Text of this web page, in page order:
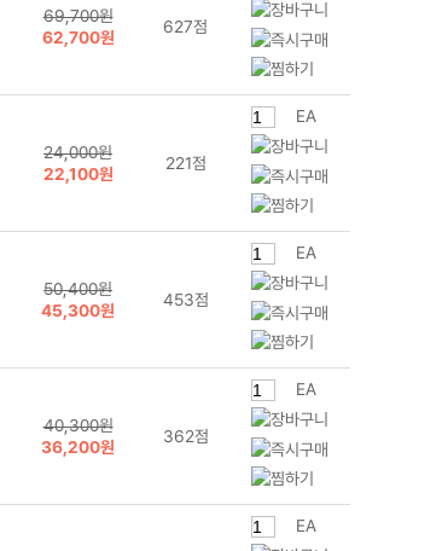
69,700원
62,700원
627점
24,000원
22,100원
221점
EA
50,400원
45,300원
453점
EA
40,300원
36,200원
362점
EA
EA